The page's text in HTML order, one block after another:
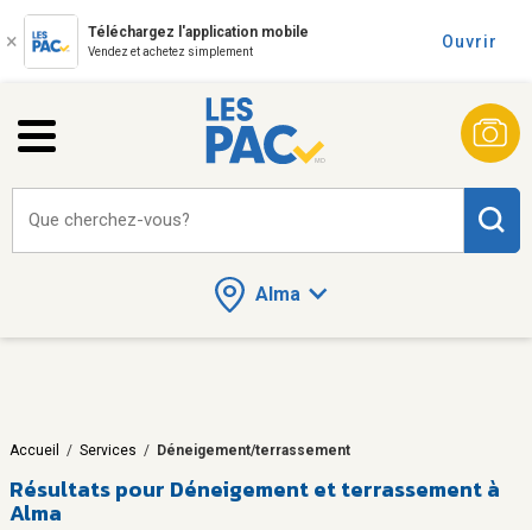
Téléchargez l'application mobile
Vendez et achetez simplement
Ouvrir
Alma
Que cherchez-vous?
Accueil / Services / Déneigement/terrassement
Résultats pour Déneigement et terrassement à
Alma